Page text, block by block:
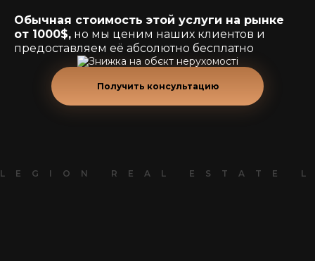
Обычная стоимость этой услуги на рынке
от 1000$, но мы ценим наших клиентов и
предоставляем её абсолютно бесплатно
Получить консультацию
LEGION REAL ESTATE